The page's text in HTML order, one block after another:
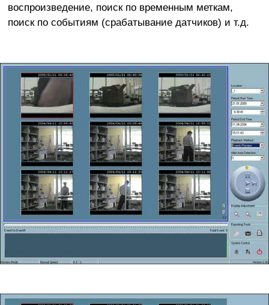
воспроизведение, поиск по временным меткам,
поиск по событиям (срабатывание датчиков) и т.д.